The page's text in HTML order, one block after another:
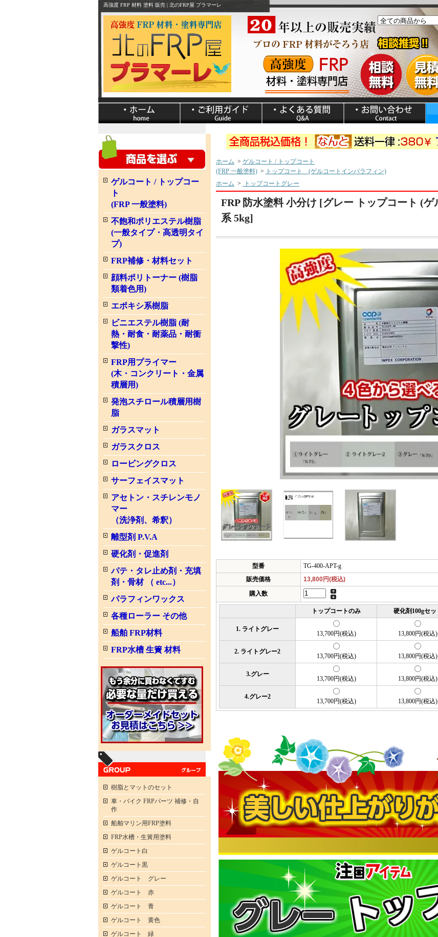
高強度 FRP 材料 塗料 販売 | 北のFRP屋 プラマーレ
ゲルコート / トップコー
ト
(FRP 一般塗料)
不飽和ポリエステル樹脂
(一般タイプ・高透明タイ
プ)
FRP補修・材料セット
顔料ポリトーナー (樹脂
類着色用)
エポキシ系樹脂
ビニエステル樹脂 (耐
熱・耐食・耐薬品・耐衝
撃性)
FRP用プライマー
(木・コンクリート・金属
積層用)
発泡スチロール積層用樹
脂
ガラスマット
ガラスクロス
ロービングクロス
サーフェイスマット
アセトン・スチレンモノ
マー
（洗浄剤、希釈）
離型剤 P.V.A
硬化剤・促進剤
パテ・タレ止め剤・充填
剤・骨材 （ etc...）
パラフィンワックス
各種ローラー その他
船舶 FRP材料
FRP水槽 生簀 材料
樹脂とマットのセット
車・バイク FRPパーツ 補修・自
作
船舶マリン用FRP塗料
FRP水槽・生簀用塗料
ゲルコート白
ゲルコート黒
ゲルコート グレー
ゲルコート 赤
ゲルコート 青
ゲルコート 黄色
ゲルコート 緑
ホーム > ゲルコート / トップコート
(FRP 一般塗料) > トップコート (ゲルコートインパラフィン)
ホーム > トップコートグレー
FRP 防水塗料 小分け [グレー トップコート (
系 5kg]
型番
TG-400-APT-g
販売価格
13,800円(税込)
購入数
トップコートのみ 硬化剤100gセッ
1. ライトグレー
13,700円(税込) 13,800円(税込)
2. ライトグレー2
13,700円(税込) 13,800円(税込)
3.グレー
13,700円(税込) 13,800円(税込)
4.グレー2
13,700円(税込) 13,800円(税込)